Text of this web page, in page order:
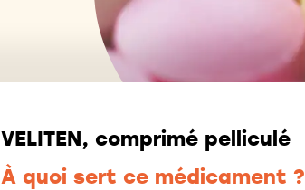
VELITEN, comprimé pelliculé
À quoi sert ce médicament ?